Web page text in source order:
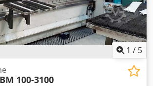
1 / 5
BM 100-3100